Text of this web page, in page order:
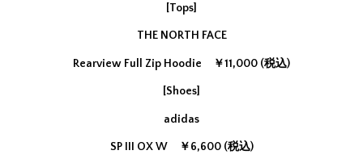
[Tops]
THE NORTH FACE
Rearview Full Zip Hoodie ￥11,000 (税込)
[Shoes]
adidas
SP III OX W ￥6,600 (税込)